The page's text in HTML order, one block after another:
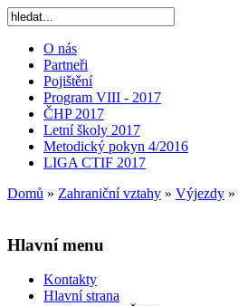
O nás
Partneři
Pojištění
Program VIII - 2017
ČHP 2017
Letní školy 2017
Metodický pokyn 4/2016
LIGA CTIF 2017
Domů » Zahraniční vztahy » Výjezdy »
Hlavní menu
Kontakty
Hlavní strana